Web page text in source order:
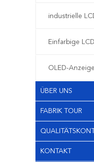
ÜBER UNS
FABRIK TOUR
KONTAKT